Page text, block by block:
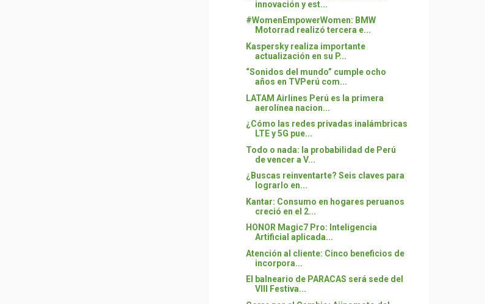
innovación y est...
#WomenEmpowerWomen: BMW
Motorrad realizó tercera e...
Kaspersky realiza importante
actualización en su P...
“Sonidos del mundo” cumple ocho
años en TVPerú com...
LATAM Airlines Perú es la primera
aerolínea nacion...
¿Cómo las redes privadas inalámbricas
LTE y 5G pue...
Todo o nada: la probabilidad de Perú
de vencer a V...
¿Buscas reinventarte? Seis claves para
lograrlo en...
Kantar: Consumo en hogares peruanos
creció en el 2...
HONOR Magic7 Pro: Inteligencia
Artificial aplicada...
Atención al cliente: Cinco beneficios de
incorpora...
El balneario de PARACAS será sede del
VIII Festiva...